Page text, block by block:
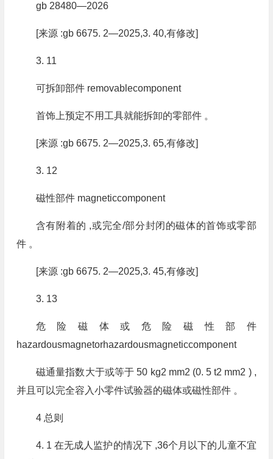
gb 28480—2026
[来源 :gb 6675. 2—2025,3. 40,有修改]
3. 11
可拆卸部件 removablecomponent
首饰上预定不用工具就能拆卸的零部件 。
[来源 :gb 6675. 2—2025,3. 65,有修改]
3. 12
磁性部件 magneticcomponent
含有附着的 ,或完全/部分封闭的磁体的首饰或零部
件 。
[来源 :gb 6675. 2—2025,3. 45,有修改]
3. 13
危险磁体或危险磁性部件
hazardousmagnetorhazardousmagneticcomponent
磁通量指数大于或等于 50 kg2 mm2 (0. 5 t2 mm2 ) ,
并且可以完全容入小零件试验器的磁体或磁性部件 。
4 总则
4. 1 在无成人监护的情况下 ,36个月以下的儿童不宜